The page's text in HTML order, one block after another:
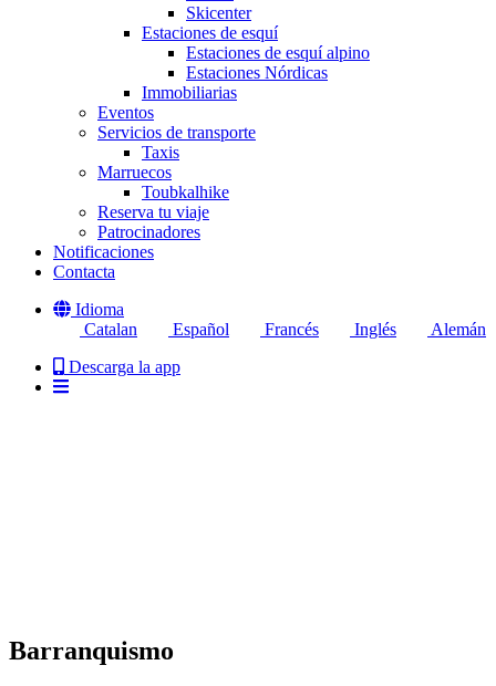
Skicenter
Estaciones de esquí
Estaciones de esquí alpino
Estaciones Nórdicas
Immobiliarias
Eventos
Servicios de transporte
Taxis
Marruecos
Toubkalhike
Reserva tu viaje
Patrocinadores
Notificaciones
Contacta
Idioma
Catalan
Español Francés Inglés
Alemán
Descarga la app
Barranquismo